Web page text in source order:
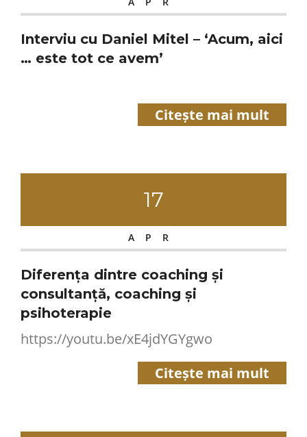
Interviu cu Daniel Mitel – ‘Acum, aici
… este tot ce avem’
Citește mai mult
17
APR
Diferența dintre coaching și
consultanță, coaching și
psihoterapie
https://youtu.be/xE4jdYGYgwo
Citește mai mult